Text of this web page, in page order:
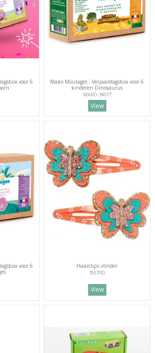
voor 6
Mako Moulages - Verjaardagsbox voor 6
kinderen Dinosaurus
MAKO-39077
View
voor 6
Haarclips vlinder
18570D
View